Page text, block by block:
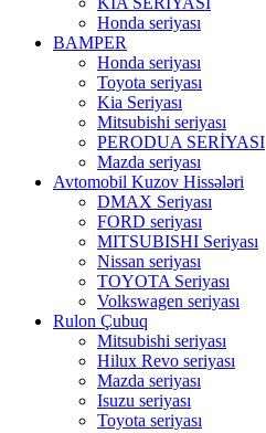
Honda seriyası
BAMPER
Honda seriyası
Toyota seriyası
Kia Seriyası
Mitsubishi seriyası
PERODUA SERİYASI
Mazda seriyası
Avtomobil Kuzov Hissələri
DMAX Seriyası
FORD seriyası
MITSUBISHI Seriyası
Nissan seriyası
TOYOTA Seriyası
Volkswagen seriyası
Rulon Çubuq
Mitsubishi seriyası
Hilux Revo seriyası
Mazda seriyası
Isuzu seriyası
Toyota seriyası